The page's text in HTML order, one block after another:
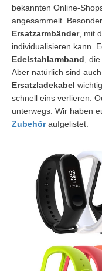
bekannten Online-
angesammelt.
Ersatzarmbänder, mit
individualisieren kann.
Edelstahlarmband ,
Aber natürlich sind
Ersatzladekabel
schnell eins verlieren.
unterwegs. Wir haben
Zubehöraufgelistet.